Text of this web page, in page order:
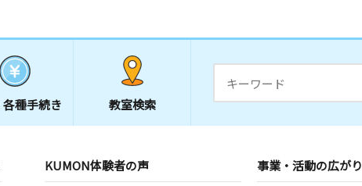
各種手続き 教室検索
KUMON体験者の声 事業・活動の広がり